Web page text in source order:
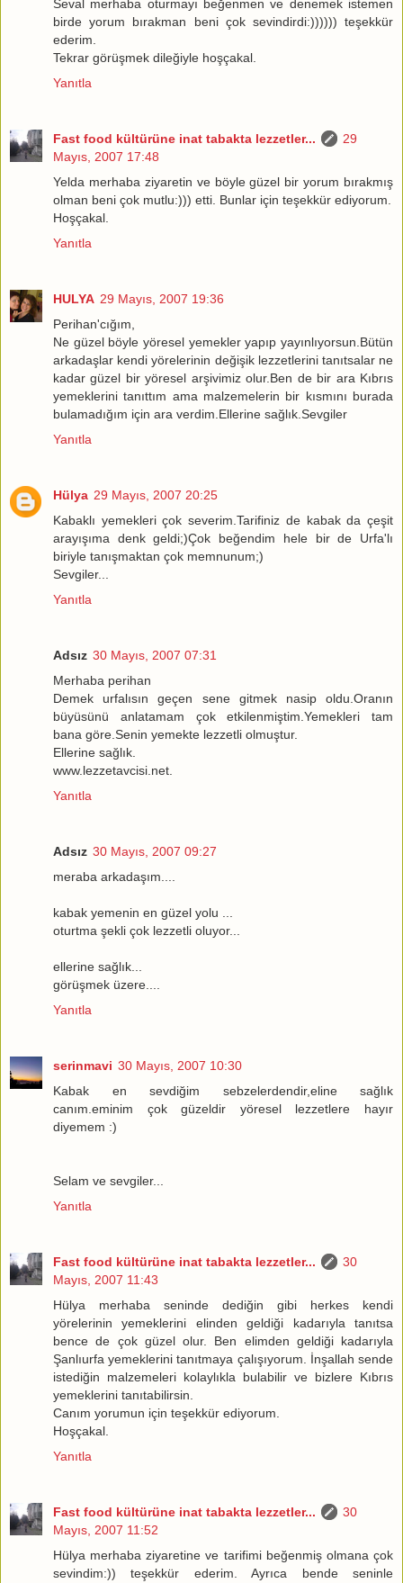
Seval merhaba oturmayı beğenmen ve denemek istemen
birde yorum bırakman beni çok sevindirdi:)))))) teşekkür
ederim.
Tekrar görüşmek dileğiyle hoşçakal.
Yanıtla
Fast food kültürüne inat tabakta lezzetler...
29
Mayıs, 2007 17:48
Yelda merhaba ziyaretin ve böyle güzel bir yorum bırakmış
olman beni çok mutlu:))) etti. Bunlar için teşekkür ediyorum.
Hoşçakal.
Yanıtla
HULYA 29 Mayıs, 2007 19:36
Perihan'cığım,
Ne güzel böyle yöresel yemekler yapıp yayınlıyorsun.Bütün
arkadaşlar kendi yörelerinin değişik lezzetlerini tanıtsalar ne
kadar güzel bir yöresel arşivimiz olur.Ben de bir ara Kıbrıs
yemeklerini tanıttım ama malzemelerin bir kısmını burada
bulamadığım için ara verdim.Ellerine sağlık.Sevgiler
Yanıtla
Hülya 29 Mayıs, 2007 20:25
Kabaklı yemekleri çok severim.Tarifiniz de kabak da çeşit
arayışıma denk geldi;)Çok beğendim hele bir de Urfa'lı
biriyle tanışmaktan çok memnunum;)
Sevgiler...
Yanıtla
Adsız 30 Mayıs, 2007 07:31
Merhaba perihan
Demek urfalısın geçen sene gitmek nasip oldu.Oranın
büyüsünü anlatamam çok etkilenmiştim.Yemekleri tam
bana göre.Senin yemekte lezzetli olmuştur.
Ellerine sağlık.
www.lezzetavcisi.net.
Yanıtla
Adsız 30 Mayıs, 2007 09:27
meraba arkadaşım....
kabak yemenin en güzel yolu ...
oturtma şekli çok lezzetli oluyor...
ellerine sağlık...
görüşmek üzere....
Yanıtla
serinmavi 30 Mayıs, 2007 10:30
Kabak en sevdiğim sebzelerdendir,eline sağlık
canım.eminim çok güzeldir yöresel lezzetlere hayır
diyemem :)
Selam ve sevgiler...
Yanıtla
Fast food kültürüne inat tabakta lezzetler...
30
Mayıs, 2007 11:43
Hülya merhaba seninde dediğin gibi herkes kendi
yörelerinin yemeklerini elinden geldiği kadarıyla tanıtsa
bence de çok güzel olur. Ben elimden geldiği kadarıyla
Şanlıurfa yemeklerini tanıtmaya çalışıyorum. İnşallah sende
istediğin malzemeleri kolaylıkla bulabilir ve bizlere Kıbrıs
yemeklerini tanıtabilirsin.
Canım yorumun için teşekkür ediyorum.
Hoşçakal.
Yanıtla
Fast food kültürüne inat tabakta lezzetler...
30
Mayıs, 2007 11:52
Hülya merhaba ziyaretine ve tarifimi beğenmiş olmana çok
sevindim:)) teşekkür ederim. Ayrıca bende seninle